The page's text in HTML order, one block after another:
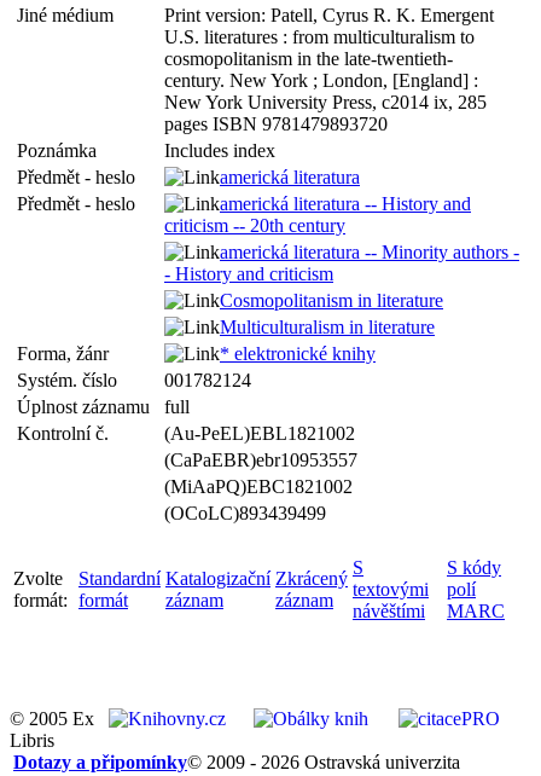
Jiné médium
Print version: Patell, Cyrus R. K. Emergent
U.S. literatures : from multiculturalism to
cosmopolitanism in the late-twentieth-
century. New York ; London, [England] :
New York University Press, c2014 ix, 285
pages ISBN 9781479893720
Poznámka
Includes index
Předmět - heslo
americká literatura
Předmět - heslo
americká literatura -- History and
criticism -- 20th century
americká literatura -- Minority authors -
- History and criticism
Cosmopolitanism in literature
Multiculturalism in literature
Forma, žánr
* elektronické knihy
Systém. číslo
001782124
Úplnost záznamu
full
Kontrolní č.
(Au-PeEL)EBL1821002
(CaPaEBR)ebr10953557
(MiAaPQ)EBC1821002
(OCoLC)893439499
Zvolte
formát:
Standardní
formát
Katalogizační
záznam
Zkrácený
záznam
S
textovými
návěštími
S kódy
polí
MARC
© 2005 Ex
Libris
© 2009 - 2026 Ostravská univerzita
Dotazy a připomínky